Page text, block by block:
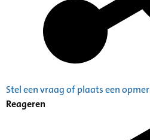
Stel een vraag of plaats een
Reageren